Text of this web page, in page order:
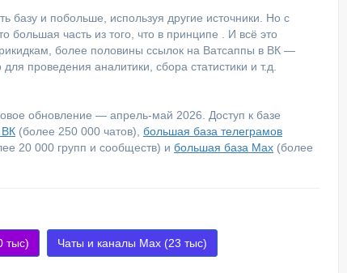
базу и побольше, используя другие источники. Но с
большая часть из того, что в принципе . И всё это
более половины ссылок на Ватсаппы в ВК —
проведения аналитики, сбора статистики и т.д.
обновление — апрель-май 2026. Доступ к базе
ВК (более 250 000 чатов), большая база телеграмов
20 000 групп и сообществ) и большая база Max (более
тыс) Чаты и каналы Max (23 тыс)